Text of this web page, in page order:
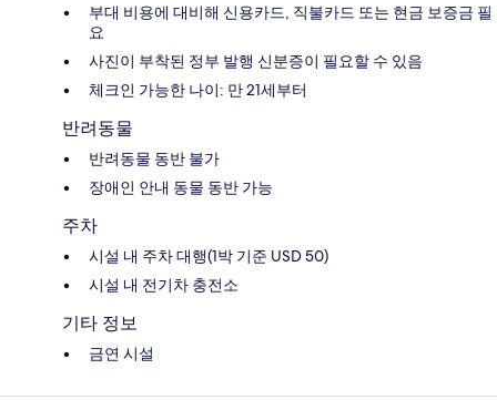
부대 비용에 대비해 신용카드, 직불카드 또는 현금 보증금 필
요
사진이 부착된 정부 발행 신분증이 필요할 수 있음
체크인 가능한 나이: 만 21세부터
반려동물
반려동물 동반 불가
장애인 안내 동물 동반 가능
주차
시설 내 주차 대행(1박 기준 USD 50)
시설 내 전기차 충전소
기타 정보
금연 시설